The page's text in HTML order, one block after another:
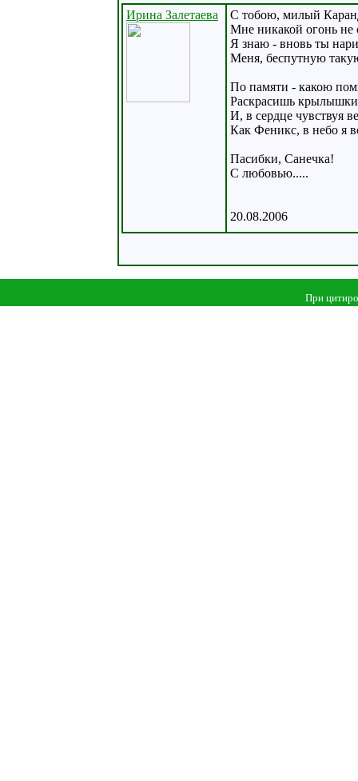
Ирина Залетаева
С тобою, милый
Мне никакой огонь не
Я знаю - вновь ты
Меня, беспутную
По памяти - какою
Раскрасишь крылышки
И, в сердце чувствуя
Как Феникс, в небо я
Пасибки, Санечка!
С любовью.....
20.08.2006
При